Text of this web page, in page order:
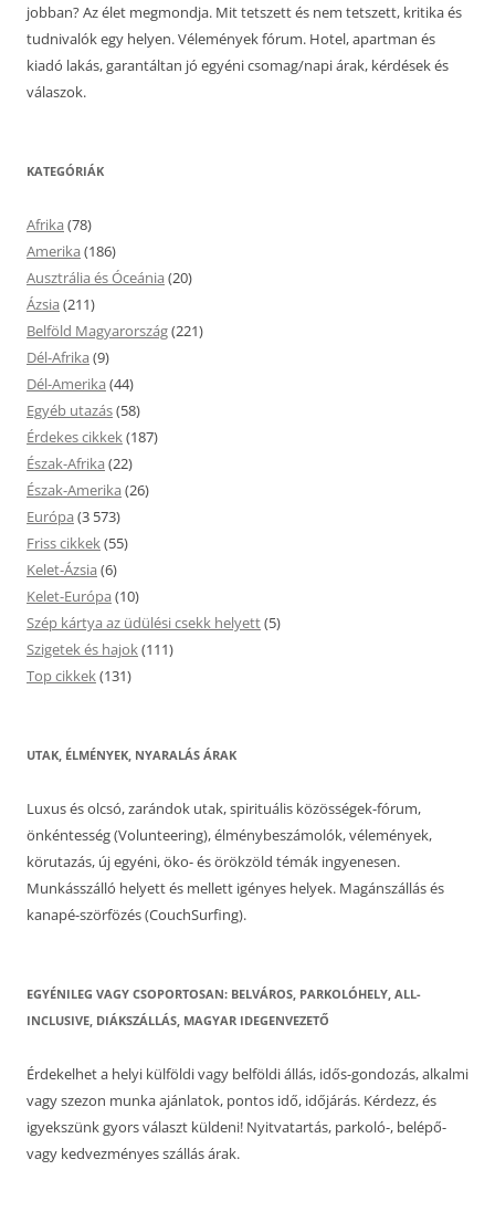
jobban? Az élet megmondja. Mit tetszett és nem tetszett, kritika és
tudnivalók egy helyen. Vélemények fórum. Hotel, apartman és
kiadó lakás, garantáltan jó egyéni csomag/napi árak, kérdések és
válaszok.
KATEGÓRIÁK
Afrika (78)
Amerika (186)
Ausztrália és Óceánia (20)
Ázsia (211)
Belföld Magyarország(221)
Dél-Afrika (9)
Dél-Amerika (44)
Egyéb utazás(58)
Érdekes cikkek(187)
Észak-Afrika (22)
Észak-Amerika (26)
Európa (3 573)
Friss cikkek(55)
Kelet-Ázsia (6)
Kelet-Európa (10)
Szép kártya az üdülési csekk helyett(5)
Szigetek és hajok(111)
Top cikkek(131)
UTAK, ÉLMÉNYEK, NYARALÁS ÁRAK
Luxus és olcsó, zarándok utak, spirituális közösségek-fórum,
önkéntesség (Volunteering), élménybeszámolók, vélemények,
körutazás, új egyéni, öko- és örökzöld témák ingyenesen.
Munkásszálló helyett és mellett igényes helyek. Magánszállás és
kanapé-szörfözés (CouchSurfing).
EGYÉNILEG VAGY CSOPORTOSAN: BELVÁROS, PARKOLÓHELY, ALL-
INCLUSIVE, DIÁKSZÁLLÁS, MAGYAR IDEGENVEZETŐ
Érdekelhet a helyi külföldi vagy belföldi állás, idős-gondozás, alkalmi
vagy szezon munka ajánlatok, pontos idő, időjárás. Kérdezz, és
igyekszünk gyors választ küldeni! Nyitvatartás, parkoló-, belépő-
vagy kedvezményes szállás árak.